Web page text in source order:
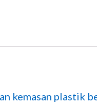
kemasan plastik